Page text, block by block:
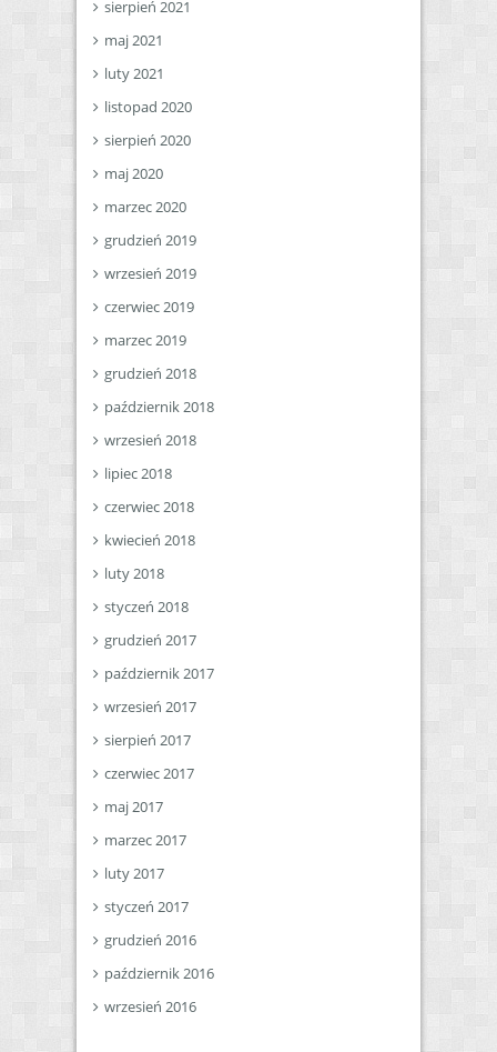
sierpień 2021
maj 2021
luty 2021
listopad 2020
sierpień 2020
maj 2020
marzec 2020
grudzień 2019
wrzesień 2019
czerwiec 2019
marzec 2019
grudzień 2018
październik 2018
wrzesień 2018
lipiec 2018
czerwiec 2018
kwiecień 2018
luty 2018
styczeń 2018
grudzień 2017
październik 2017
wrzesień 2017
sierpień 2017
czerwiec 2017
maj 2017
marzec 2017
luty 2017
styczeń 2017
grudzień 2016
październik 2016
wrzesień 2016